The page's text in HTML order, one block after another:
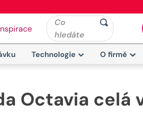
Co
hledáte
Technologie O firmě
Octavia celá